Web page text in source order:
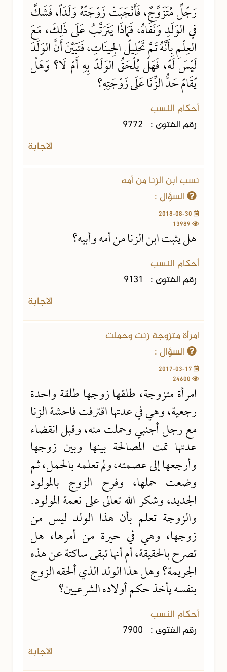
رَجُلٌ مُتَزَوِّجٌ، فَأَنْجَبَتْ زَوْجَتُهُ وَلَدَاً، فَشَكَّ
في الوَلَدِ وَنَفَاهُ، فَمَاذَا يَتَرَتَّبُ عَلَى ذَلِكَ، مَعَ
العِلْمِ بِأَنَّهُ تَمَّ تَحْلِيلُ الجِينَاتِ، فَتَبَيَّنَ أَنَّ الوَلَدَ
لَيْسَ لَهُ، فَهَلْ يُلْحَقُ الوَلَدُ بِهِ أَمْ لَا؟ وَهَلْ
يُقَامُ حَدُّ الزِّنَا عَلَى زَوْجَتِهِ؟
أحكام النسب
رقم الفتوى : 9772
الاجابة
نسب ابن الزنا من أمه
السؤال :
هل يثبت ابن الزنا من أمه وأبيه؟
أحكام النسب
رقم الفتوى : 9131
الاجابة
امرأة متزوجة زنت وحملت
السؤال :
امرأة متزوجة، طلقها زوجها طلقة واحدة
رجعية، وهي في عدتها اقترفت فاحشة الزنا
مع رجل أجنبي وحملت منه، وقبل انقضاء
عدتها تمت المصالحة بينها وبين زوجها
وأرجعها إلى عصمته، ولم تعلمه بالحمل، ثم
وضعت حملها، وفرح الزوج بالمولود
الجديد، وشكر الله تعالى على نعمة المولود.
والزوجة تعلم بأن هذا الولد ليس من
زوجها، وهي في حيرة من أمرها، هل
تصرح بالحقيقة، أم أنها تبقى ساكتة عن هذه
الجريمة؟ وهل هذا الولد الذي ألحقه الزوج
بنفسه يأخذ حكم أولاده الشرعيين؟
أحكام النسب
رقم الفتوى : 7900
الاجابة